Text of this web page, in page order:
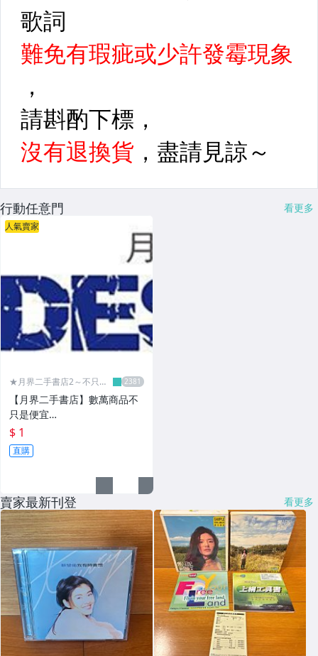
行動任意門 看更多
人氣賣家
★月界二手書店2～不只是
【月界二手書店】數萬商品不
只是便宜…
$ 1
直購
賣家最新刊登 看更多